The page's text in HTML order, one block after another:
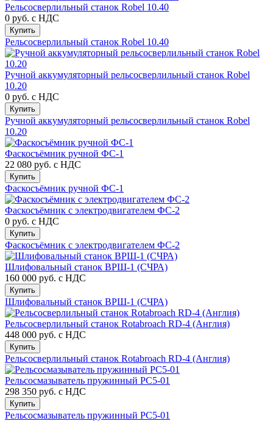
Рельсосверлильный станок Robel 10.40
0 руб. с НДС
Купить
Рельсосверлильный станок Robel 10.40
Ручной аккумуляторный рельсосверлильный станок Robel
10.20
0 руб. с НДС
Купить
Ручной аккумуляторный рельсосверлильный станок Robel
10.20
Фаскосъёмник ручной ФС-1
22 080 руб. с НДС
Купить
Фаскосъёмник ручной ФС-1
Фаскосъёмник с электродвигателем ФС-2
0 руб. с НДС
Купить
Фаскосъёмник с электродвигателем ФС-2
Шлифовальный станок ВРШ-1 (СЧРА)
160 000 руб. с НДС
Купить
Шлифовальный станок ВРШ-1 (СЧРА)
Рельсосверлильный станок Rotabroach RD-4 (Англия)
448 000 руб. с НДС
Купить
Рельсосверлильный станок Rotabroach RD-4 (Англия)
Рельсосмазыватель пружинный РС5-01
298 350 руб. с НДС
Купить
Рельсосмазыватель пружинный РС5-01